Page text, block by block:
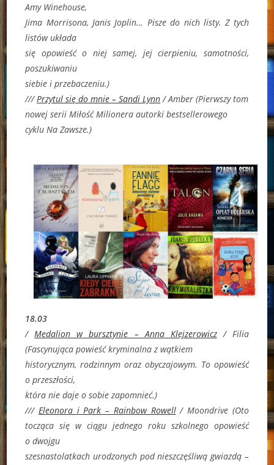
Amy Winehouse,
Jima Morrisona, Janis Joplin… Pisze do nich listy. Z tych
listów układa
się opowieść o niej samej, jej cierpieniu, samotności,
poszukiwaniu
siebie i przebaczeniu.)
///Przytul się do mnie – Sandi Lynn/ Amber (Pierwszy tom
nowej seriiMiłość Milioneraautorki bestsellerowego
cykluNa Zawsze.)
18.03
/Medalion w bursztynie – Anna Klejzerowicz/ Filia
(Fascynująca powieść kryminalna z wątkiem
historycznym, rodzinnym oraz obyczajowym. To opowieść
o przeszłości,
która nie daje o sobie zapomnieć.)
/// Eleonora i Park – Rainbow Rowell/ Moondrive (Oto
tocząca się w ciągu jednego roku szkolnego opowieść
o dwojgu
szesnastolatkach urodzonych pod nieszczęśliwą gwiazdą –